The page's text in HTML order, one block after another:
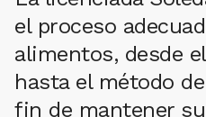
el proceso
alimentos, desde
hasta el método
fin de mantener